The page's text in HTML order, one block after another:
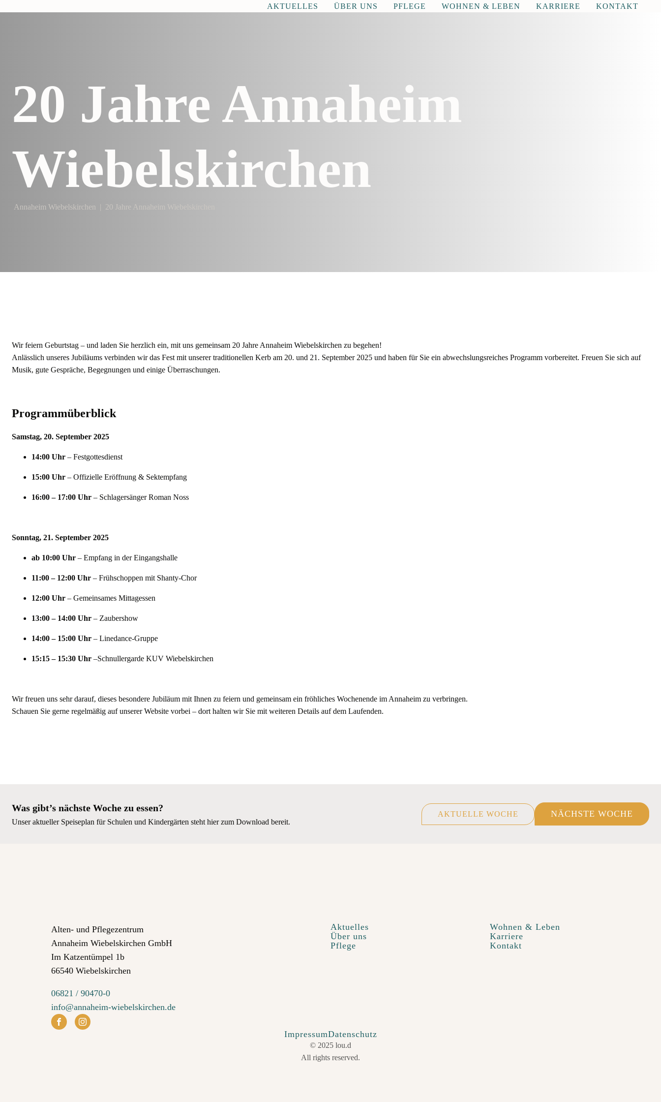
AKTUELLES ÜBER UNS PFLEGE WOHNEN & LEBEN KARRIERE KONTAKT
20 Jahre Annaheim
Wiebels­kirchen
Annaheim Wiebelskirchen | 20 Jahre Annaheim Wiebels­kirchen
Wir feiern Geburtstag – und laden Sie herzlich ein, mit uns gemeinsam 20 Jahre Annaheim Wiebelskirchen zu begehen!
Anlässlich unseres Jubiläums verbinden wir das Fest mit unserer traditionellen Kerb am 20. und 21. September 2025 und haben für Sie ein abwechslungsreiches Programm vorbereitet. Freuen Sie sich auf
Musik, gute Gespräche, Begegnungen und einige Überraschungen.
Programmüberblick
Samstag, 20. September 2025
14:00 Uhr – Festgottesdienst
15:00 Uhr – Offizielle Eröffnung & Sektempfang
16:00 – 17:00 Uhr – SchlagersängerRoman Noss
Sonntag, 21. September 2025
ab 10:00 Uhr – Empfang in der Eingangshalle
11:00 – 12:00 Uhr – Frühschoppen mit Shanty-Chor
12:00 Uhr – Gemeinsames Mittagessen
13:00 – 14:00 Uhr – Zaubershow
14:00 – 15:00 Uhr – Linedance-Gruppe
15:15 – 15:30 Uhr –Schnullergarde KUV Wiebelskirchen
Wir freuen uns sehr darauf, dieses besondere Jubiläum mit Ihnen zu feiern und gemeinsam ein fröhliches Wochenende im Annaheim zu verbringen.
Schauen Sie gerne regelmäßig auf unserer Website vorbei – dort halten wir Sie mit weiteren Details auf dem Laufenden.
Was gibt’s nächste Woche zu essen?
Unser aktueller Speiseplan für Schulen und Kindergärten steht hier zum Download bereit.
AKTUELLE WOCHE NÄCHSTE WOCHE
Alten- und Pflegezentrum
Annaheim Wiebelskirchen GmbH
Im Katzentümpel 1b
66540 Wiebelskirchen
06821 / 90470-0
info@annaheim-wiebelskirchen.de
Aktuelles
Über uns
Pflege
Wohnen & Leben
Karriere
Kontakt
ImpressumDatenschutz
© 2025 lou.d
All rights reserved.